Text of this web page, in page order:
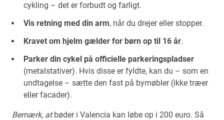
cykling – det er forbudt og farligt.
Vis retning med din arm, når du drejer eller stopper.
Kravet om hjelm gælder for børn op til 16 år.
Parker din cykel på officielle parkeringspladser
(metalstativer). Hvis disse er fyldte, kan du – som en
undtagelse – sætte den fast på bymøbler (ikke træer
eller facader).
Bemærk, atbøder i Valencia kan løbe op i 200 euro. Så